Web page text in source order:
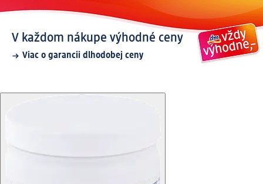
V každom nákupe výhodné ceny
Viac o garancii dlhodobej ceny